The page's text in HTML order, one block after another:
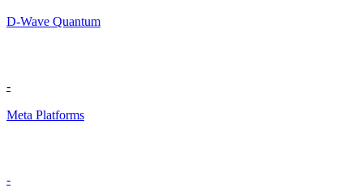
D-Wave Quantum
-
Meta Platforms
-